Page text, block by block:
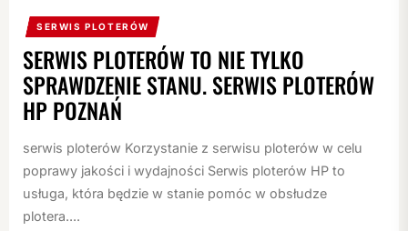
SERWIS PLOTERÓW
SERWIS PLOTERÓW TO NIE TYLKO
SPRAWDZENIE STANU. SERWIS PLOTERÓW
HP POZNAŃ
serwis ploterów Korzystanie z serwisu ploterów w celu
poprawy jakości i wydajności Serwis ploterów HP to
usługa, która będzie w stanie pomóc w obsłudze
plotera....